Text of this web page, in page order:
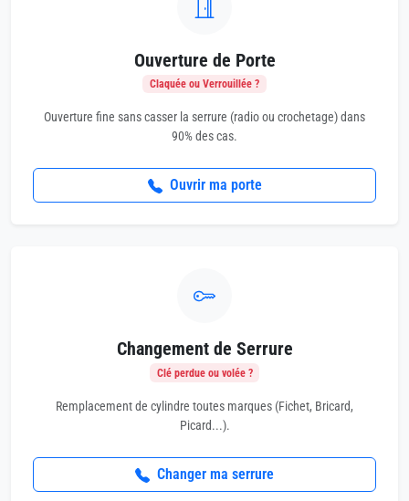
Ouverture de Porte
Claquée ou Verrouillée ?
Ouverture fine sans casser la serrure (radio ou crochetage) dans
90% des cas.
Ouvrir ma porte
Changement de Serrure
Clé perdue ou volée ?
Remplacement de cylindre toutes marques (Fichet, Bricard,
Picard...).
Changer ma serrure